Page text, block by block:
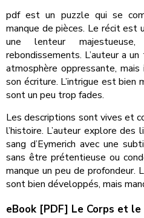
pdf est un puzzle qui se
manque de pièces. Le récit est
une lenteur
rebondissements. L’auteur a
atmosphère oppressante,
son écriture. L’intrigue est bien
sont un peu trop fades.
Les descriptions sont vives et
l’histoire. L’auteur explore
sang d’Eymerich avec une
sans être prétentieuse ou
manque un peu de profondeur.
sont bien développés, mais
eBook [PDF] Le Corps et le